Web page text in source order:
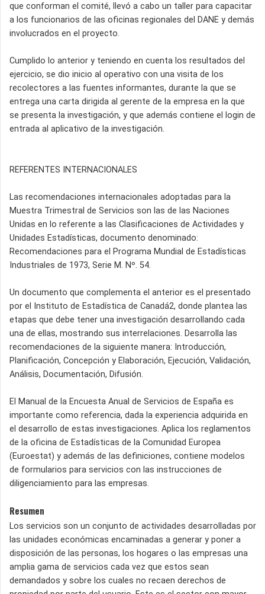
que conforman el comité, llevó a cabo un taller para capacitar
a los funcionarios de las oficinas regionales del DANE y demás
involucrados en el proyecto.
Cumplido lo anterior y teniendo en cuenta los resultados del
ejercicio, se dio inicio al operativo con una visita de los
recolectores a las fuentes informantes, durante la que se
entrega una carta dirigida al gerente de la empresa en la que
se presenta la investigación, y que además contiene el login de
entrada al aplicativo de la investigación.
REFERENTES INTERNACIONALES
Las recomendaciones internacionales adoptadas para la
Muestra Trimestral de Servicios son las de las Naciones
Unidas en lo referente a las Clasificaciones de Actividades y
Unidades Estadísticas, documento denominado:
Recomendaciones para el Programa Mundial de Estadísticas
Industriales de 1973, Serie M. Nº. 54.
Un documento que complementa el anterior es el presentado
por el Instituto de Estadística de Canadá2, donde plantea las
etapas que debe tener una investigación desarrollando cada
una de ellas, mostrando sus interrelaciones. Desarrolla las
recomendaciones de la siguiente manera: Introducción,
Planificación, Concepción y Elaboración, Ejecución, Validación,
Análisis, Documentación, Difusión.
El Manual de la Encuesta Anual de Servicios de España es
importante como referencia, dada la experiencia adquirida en
el desarrollo de estas investigaciones. Aplica los reglamentos
de la oficina de Estadísticas de la Comunidad Europea
(Euroestat) y además de las definiciones, contiene modelos
de formularios para servicios con las instrucciones de
diligenciamiento para las empresas.
Resumen
Los servicios son un conjunto de actividades desarrolladas por
las unidades económicas encaminadas a generar y poner a
disposición de las personas, los hogares o las empresas una
amplia gama de servicios cada vez que estos sean
demandados y sobre los cuales no recaen derechos de